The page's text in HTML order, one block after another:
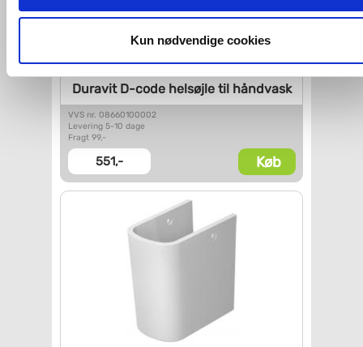
og fra nedenfor. Til enhver tid er det ligeledes muligt, at
dit samtykke, hvis du måtte ønske det.
Du kan se mere om, hvordan vi behandler dine
personoplysninger, ved at klikkeher.
Kun nødvendige cookies
Duravit D-code helsøjle tilhåndvask
VVS nr. 08660100002
Levering 5-10 dage
Fragt 99,-
551,- Køb